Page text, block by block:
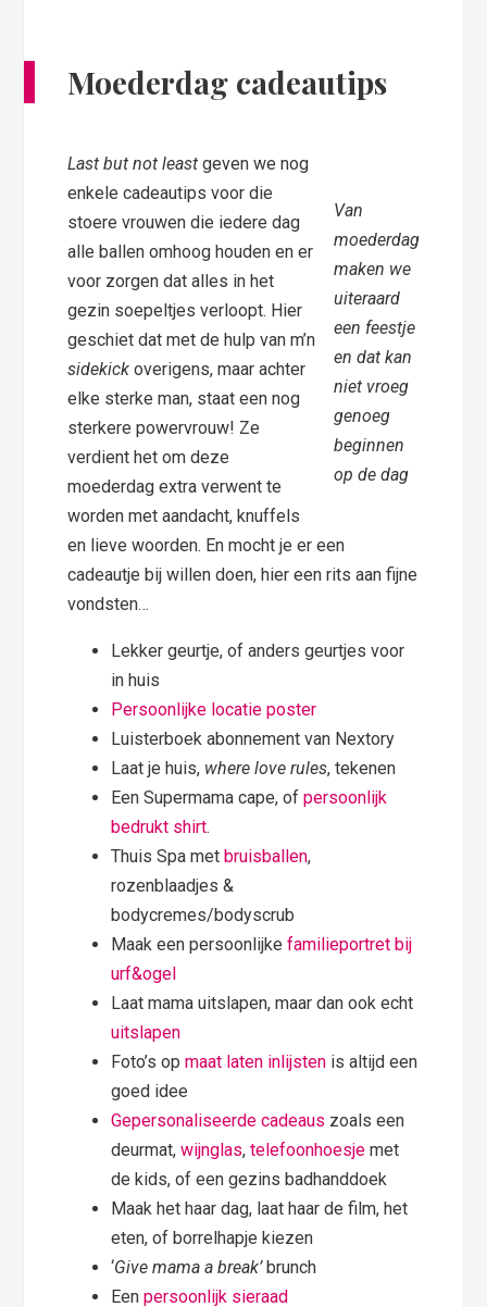
Moederdag cadeautips
Van
moederdag
maken we
uiteraard
een feestje
en dat kan
niet vroeg
genoeg
beginnen
op de dag
Last but not least geven we nog
enkele cadeautips voor die
stoere vrouwen die iedere dag
alle ballen omhoog houden en er
voor zorgen dat alles in het
gezin soepeltjes verloopt. Hier
geschiet dat met de hulp van m’n
sidekick overigens, maar achter
elke sterke man, staat een nog
sterkere powervrouw! Ze
verdient het om deze
moederdag extra verwent te
worden met aandacht, knuffels
en lieve woorden. En mocht je er een
cadeautje bij willen doen, hier een rits aan fijne
vondsten…
Lekker geurtje, of anders geurtjes voor
in huis
Persoonlijke locatie poster
Luisterboek abonnement van Nextory
Laat je huis, where love rules, tekenen
Een Supermama cape, ofpersoonlijk
bedrukt shirt.
Thuis Spa met bruisballen,
rozenblaadjes &
bodycremes/bodyscrub
Maak een persoonlijkefamilieportret bij
urf&ogel
Laat mama uitslapen, maar dan ook echt
uitslapen
Foto’s opmaat laten inlijsten is altijd een
goed idee
Gepersonaliseerde cadeaus zoals een
deurmat,wijnglas,telefoonhoesje met
de kids, of een gezins badhanddoek
Maak het haar dag, laat haar de film, het
eten, of borrelhapje kiezen
‘Give mama a break’brunch
Eenpersoonlijk sieraad